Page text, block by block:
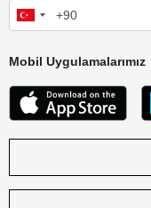
Mobil Uygulamalarımız